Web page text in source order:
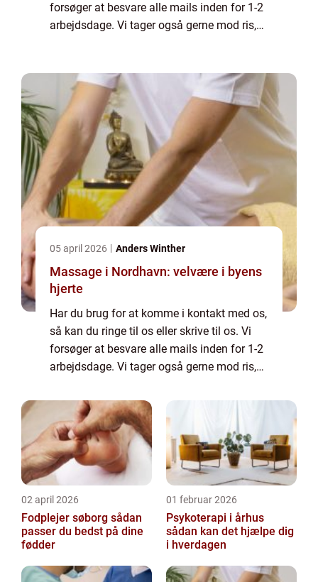
forsøger at besvare alle mails inden for 1-2
arbejdsdage. Vi tager også gerne mod ris,
05 april 2026 Anders Winther
Massage i Nordhavn: velvære i byens
hjerte
Har du brug for at komme i kontakt med os,
så kan du ringe til os eller skrive til os. Vi
forsøger at besvare alle mails inden for 1-2
arbejdsdage. Vi tager også gerne mod ris,
02 april 2026
Fodplejer søborg sådan
passer du bedst på dine
fødder
01 februar 2026
Psykoterapi i århus
sådan kan det hjælpe dig
i hverdagen